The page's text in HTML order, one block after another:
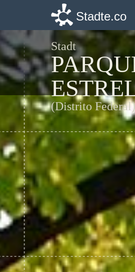
Stadte.co
Stadt
(Distrito Federal)
Stadte.co